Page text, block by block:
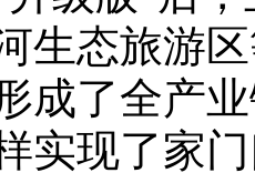
生态旅游
成了全产
实现了家